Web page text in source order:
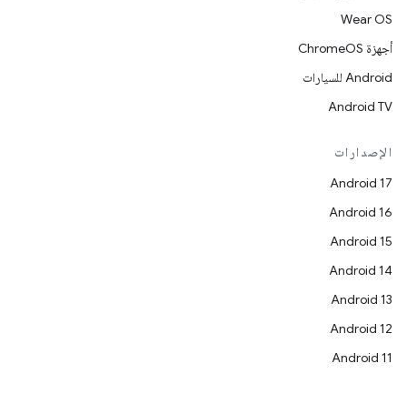
Wear OS
أجهزة ChromeOS
Android للسيارات
Android TV
الإصدارات
Android 17
Android 16
Android 15
Android 14
Android 13
Android 12
Android 11